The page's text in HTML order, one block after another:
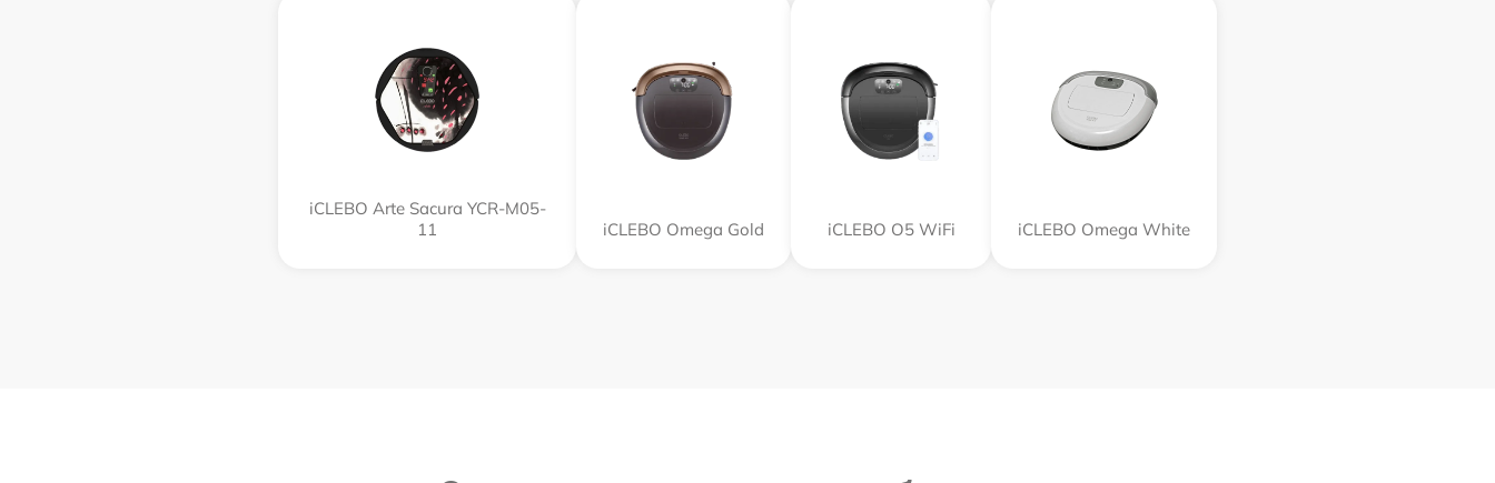
iCLEBO Arte Sacura YCR-M05-
11
iCLEBO Omega Gold iCLEBO O5 WiFi iCLEBO Omega White